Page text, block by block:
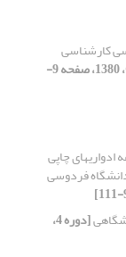
کارشناسی
[دوره 4، شماره 2 (پیاپی 14)، 1380، صفحه 9-
چاپی
فردوسی
[دوره 4،